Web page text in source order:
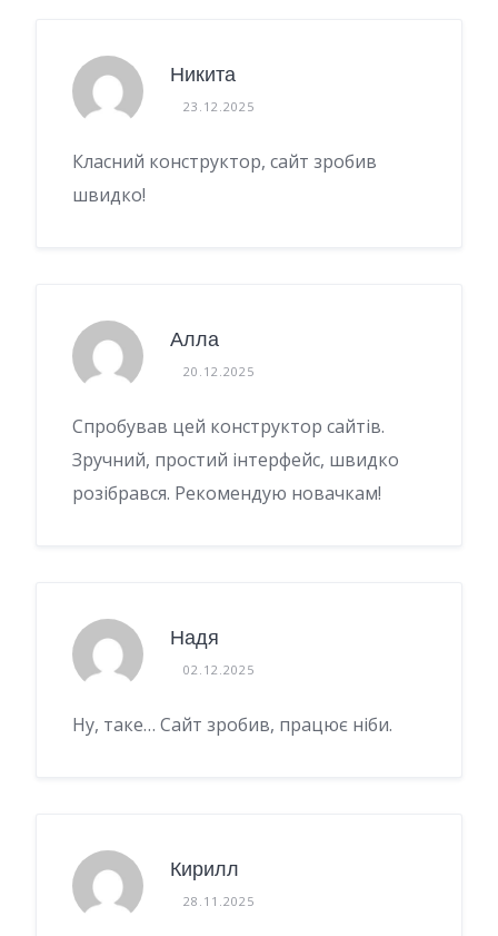
Никита
23.12.2025
Класний конструктор, сайт зробив
швидко!
Алла
20.12.2025
Спробував цей конструктор сайтів.
Зручний, простий інтерфейс, швидко
розібрався. Рекомендую новачкам!
Надя
02.12.2025
Ну, таке… Сайт зробив, працює ніби.
Кирилл
28.11.2025